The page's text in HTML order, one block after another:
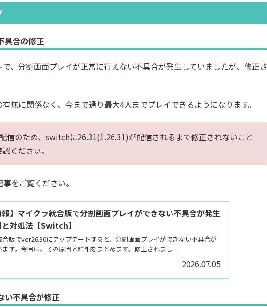
具合の修正
、分割画面プレイが正常に行えない不具合が発生していましたが、修正さ
無に関係なく、今まで通り最大4人までプレイできるようになります。
信のため、switchに26.31(1.26.31)が配信されるまで修正されないこと
ください。
をご覧ください。
報】マイクラ統合版で分割画面プレイができない不具合が発生
対処法【Switch】
合版でver26.30にアップデートすると、分割画面プレイができない不具合が
ます。今回は、その原因と詳細をまとめます。修正されまし…
2026.07.05
い不具合が修正